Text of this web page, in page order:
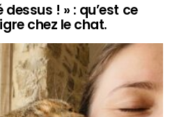
! » : qu’est ce
chez le chat.